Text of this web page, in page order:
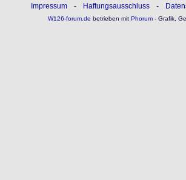
Impressum - Haftungsausschluss -
W126-forum.de betrieben mitPhorum- Grafik,